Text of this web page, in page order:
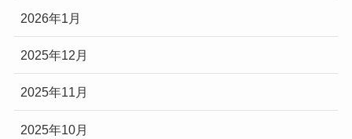
2026年1月
2025年12月
2025年11月
2025年10月